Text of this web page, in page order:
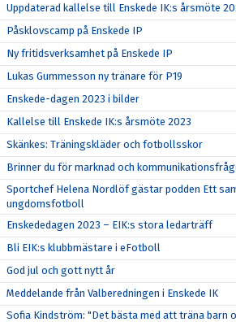
Uppdaterad kallelse till Enskede IK:s årsmöte
Påsklovscamp på Enskede IP
Ny fritidsverksamhet på Enskede IP
Lukas Gummesson ny tränare för P19
Enskede-dagen 2023 i bilder
Kallelse till Enskede IK:s årsmöte 2023
Skänkes: Träningskläder och fotbollsskor
Brinner du för marknad och
Sportchef Helena Nordlöf gästar podden Ett
ungdomsfotboll
Enskededagen 2023 – EIK:s stora ledarträff
Bli EIK:s klubbmästare i eFotboll
God jul och gott nytt år
Meddelande från Valberedningen i Enskede IK
Sofia Kindström: "Det bästa med att träna barn